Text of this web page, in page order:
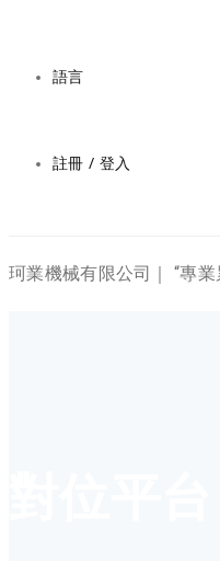
語言
註冊 / 登入
珂業機械有限公司｜ “專